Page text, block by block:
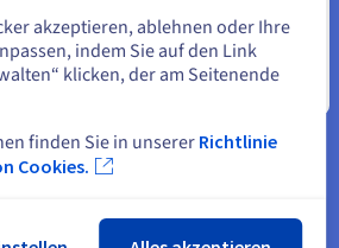
und Hochverfügbarkeit
Notfall-Wiederherstellung und
benötigen, kann die
Verfügbarkeitszonen oder -
automatische Backups
Schließen
akzeptieren, ablehnen oder Ihre
indem Sie auf den Link
klicken, der am Seitenende
finden Sie in unserer Richtlinie
Cookies.